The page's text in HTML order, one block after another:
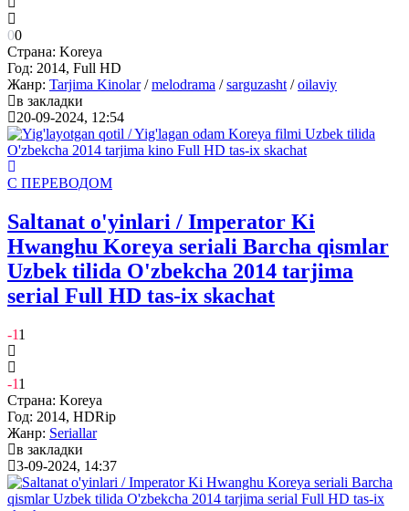
00
Страна: Koreya
Год: 2014, Full HD
Жанр: Tarjima Kinolar/melodrama /sarguzasht /oilaviy
в закладки
20-09-2024, 12:54
С ПЕРЕВОДОМ
Saltanat o'yinlari / Imperator Ki
Hwanghu Koreya seriali Barcha qismlar
Uzbek tilida O'zbekcha 2014 tarjima
serial Full HD tas-ix skachat
-11
-11
Страна: Koreya
Год: 2014, HDRip
Жанр: Seriallar
в закладки
3-09-2024, 14:37